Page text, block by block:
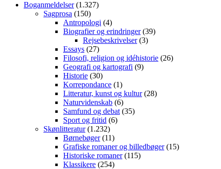
Boganmeldelser(1.327)
Sagprosa (150)
Antropologi (4)
Biografier og erindringer(39)
Rejsebeskrivelser(3)
Essays (27)
Filosofi, religion og idéhistorie (26)
Geografi og kartografi (9)
Historie (30)
Korrepondance (1)
Litteratur, kunst og kultur(28)
Naturvidenskab (6)
Samfund og debat (35)
Sport og fritid (6)
Skønlitteratur(1.232)
Børnebøger(11)
Grafiske romaner og billedbøger(15)
Historiske romaner(115)
Klassikere (254)